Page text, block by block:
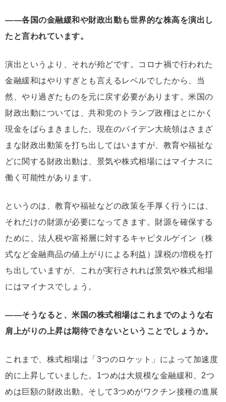
――各国の金融緩和や財政出動も世界的な株高を演出し
たと言われています。
演出というより、それが殆どです。コロナ禍で行われた
金融緩和はやりすぎとも言えるレベルでしたから、当
然、やり過ぎたものを元に戻す必要があります。米国の
財政出動については、共和党のトランプ政権はとにかく
現金をばらまきました。現在のバイデン大統領はさまざ
まな財政出動策を打ち出してはいますが、教育や福祉な
どに関する財政出動は、景気や株式相場にはマイナスに
働く可能性があります。
というのは、教育や福祉などの政策を手厚く行うには、
それだけの財源が必要になってきます。財源を確保する
ために、法人税や富裕層に対するキャピタルゲイン（株
式など金融商品の値上がりによる利益）課税の増税を打
ち出していますが、これが実行されれば景気や株式相場
にはマイナスでしょう。
――そうなると、米国の株式相場はこれまでのような右
肩上がりの上昇は期待できないということでしょうか。
これまで、株式相場は「3つのロケット」によって加速度
的に上昇していました。1つめは大規模な金融緩和、2つ
めは巨額の財政出動。そして3つめがワクチン接種の進展